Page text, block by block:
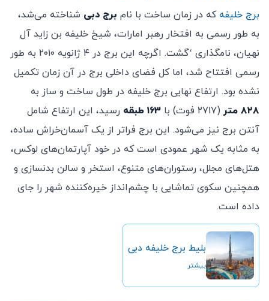
برج خلیفه که در زمان ساخت با نام برج دبی شناخته می‌شد،
به طور رسمی به افتخار رهبر امارات، شیخ خلیفه بن زاید آل
نهیان، نامگذاری ‘گشت. اگرچه این برج در ۴ ژانویه ۲۰۱۰ به طور
رسمی افتتاح شد، اما کل فضای داخلی برج در آن زمان تکمیل
نشده بود. ارتفاع نهایی برج خلیفه در طول ساخت و ساز به
۸۲۸ متر
(۲۷۱۷ فوت) با ۱۶۳ طبقه
رسید، این ارتفاع شامل
آنتن برج نیز می‌شود. این برج فراتر از یک آسمان‌خراش ساده،
به مثابه یک شهر عمودی است که در خود آپارتمان‌های لوکس،
هتل‌های مجلل، رستوران‌های متنوع، استخر و سالن بدنسازی و
همچنین سکوی تماشایی با چشم‌انداز خیره‌کننده‌ شهر را جای
داده است.
بلیط برج خلیفه دبی
بیشتر